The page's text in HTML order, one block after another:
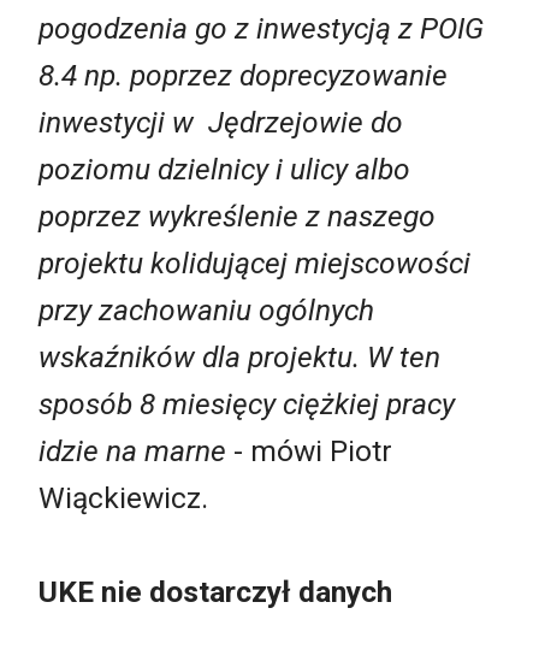
pogodzenia go z inwestycją z POIG
8.4 np. poprzez doprecyzowanie
inwestycji w Jędrzejowie do
poziomu dzielnicy i ulicy albo
poprzez wykreślenie z naszego
projektu kolidującej miejscowości
przy zachowaniu ogólnych
wskaźników dla projektu. W ten
sposób 8 miesięcy ciężkiej pracy
idzie na marne - mówi Piotr
Wiąckiewicz.
UKE nie dostarczył danych